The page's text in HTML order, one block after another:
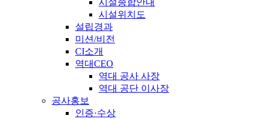
시설위치도
설립경과
미션/비전
CI소개
역대CEO
역대 공사 사장
역대 공단 이사장
공사홍보
인증·수상